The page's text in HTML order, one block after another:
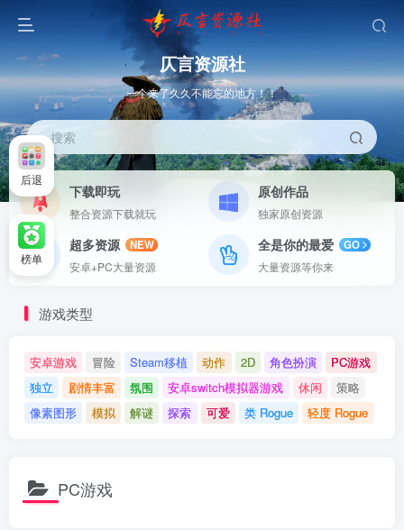
仄言资源社
一个来了久久不能忘的地方！！
搜索
下载即玩
整合资源下载就玩
原创作品
独家原创资源
超多资源
NEW
安卓+PC大量资源
全是你的最爱
GO
大量资源等你来
游戏类型
安卓游戏 冒险 Steam移植 动作 2D 角色扮演
PC游戏
独立
剧情丰富 氛围 安卓switch模拟器游戏 休闲
策略
像素图形
模拟 解谜 探索 可爱 类 Rogue 轻度 Rogue
PC游戏
后退
榜单